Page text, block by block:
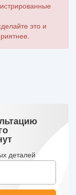
это и
деталей